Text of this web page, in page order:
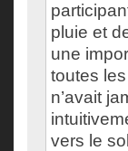
pluie et
une
toutes
n’avait
vers le